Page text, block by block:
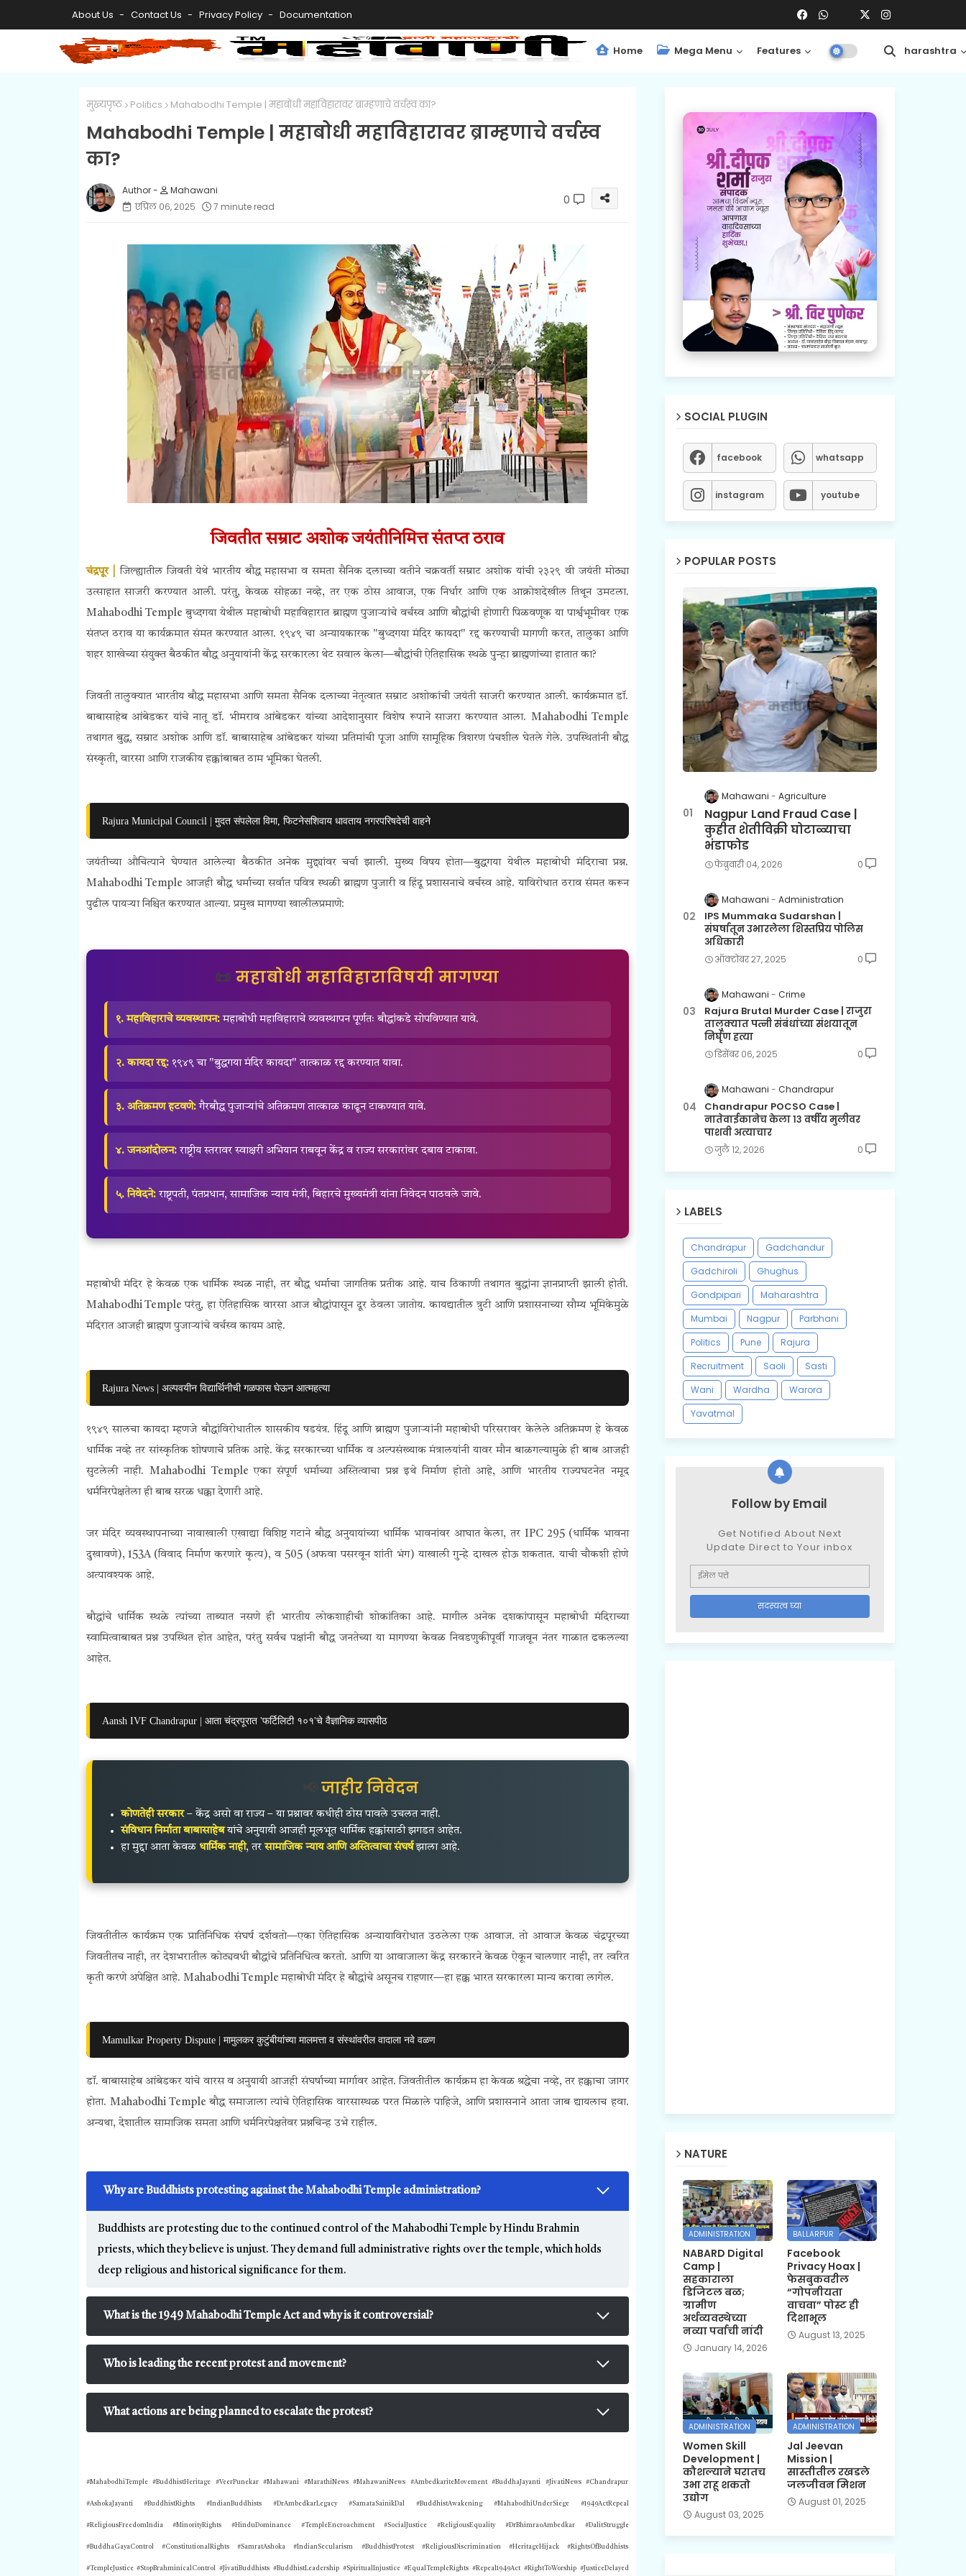
About Us Contact Us Privacy Policy Documentation
Home Mega Menu Features Central Maharashtra
मुख्यपृष्ठ Politics Mahabodhi Temple | महाबोधी महाविहारावर ब्राम्हणाचे वर्चस्व का?
Mahabodhi Temple | महाबोधी महाविहारावर ब्राम्हणाचे वर्चस्व
का?
Mahawani
एप्रिल ०६, २०२५
7 minute read 0
जिवतीत सम्राट अशोक जयंतीनिमित्त संतप्त ठराव
चंद्रपूर | जिल्ह्यातील जिवतीयेथे भारतीय बौद्ध महासभा व समता सैनिक दलाच्या वतीने चक्रवर्ती सम्राट अशोक यांची २३२९ वी जयंती मोठ्या
उत्साहात साजरी करण्यात आली. परंतु, केवळ सोहळा नव्हे, तर एक ठोस आवाज, एक निर्धार आणि एक आक्रोशदेखील तिथून उमटला.
Mahabodhi Temple बुध्दगया येथील महाबोधी महाविहारात ब्राह्मण पुजाऱ्यांचे वर्चस्व आणि बौद्धांची होणारी पिळवणूक या पार्श्वभूमीवर एक
संतप्त ठराव या कार्यक्रमात संमत करण्यात आला. १९४९ चा अन्यायकारक "बुध्दगया मंदिर कायदा" रद्द करण्याची मागणी करत, तालुका आणि
शहर शाखेच्या संयुक्त बैठकीत बौद्ध अनुयायांनी केंद्र सरकारला थेट सवाल केला—बौद्धांची ऐतिहासिक स्थळे पुन्हा ब्राह्मणांच्या हातात का?
जिवती तालुक्यात भारतीय बौद्ध महासभा आणि समता सैनिक दलाच्या नेतृत्वात सम्राट अशोकांची जयंती साजरी करण्यात आली. कार्यक्रमात डॉ.
बाबासाहेब आंबेडकर यांचे नातू डॉ. भीमराव आंबेडकर यांच्या आदेशानुसार विशेष रूपाने साजरा करण्यात आला. Mahabodhi Temple
तथागत बुद्ध, सम्राट अशोक आणि डॉ. बाबासाहेब आंबेडकर यांच्या प्रतिमांची पूजा आणि सामूहिक त्रिशरण पंचशील घेतले गेले. उपस्थितांनी बौद्ध
संस्कृती, वारसा आणि राजकीय हक्कांबाबत ठाम भूमिका घेतली.
Rajura Municipal Council | मुदत संपलेला विमा, फिटनेसशिवाय धावताय नगरपरिषदेची वाहने
जयंतीच्या औचित्याने घेण्यात आलेल्या बैठकीत अनेक मुद्द्यांवर चर्चा झाली. मुख्य विषय होता—बुद्धगया येथील महाबोधी मंदिराचा प्रश्न.
Mahabodhi Temple आजही बौद्ध धर्माच्या सर्वात पवित्र स्थळी ब्राह्मण पुजारी व हिंदू प्रशासनाचे वर्चस्व आहे. याविरोधात ठराव संमत करून
पुढील पायऱ्या निश्चित करण्यात आल्या. प्रमुख मागण्या खालीलप्रमाणे:
📜 महाबोधी महाविहाराविषयी मागण्या
१. महाविहाराचे व्यवस्थापन:महाबोधी महाविहाराचे व्यवस्थापन पूर्णतः बौद्धांकडे सोपविण्यात यावे.
२. कायदा रद्द:१९४९ चा "बुद्धगया मंदिर कायदा" तात्काळ रद्द करण्यात यावा.
३. अतिक्रमण हटवणे:गैरबौद्ध पुजाऱ्यांचे अतिक्रमण तात्काळ काढून टाकण्यात यावे.
४. जनआंदोलन:राष्ट्रीय स्तरावर स्वाक्षरी अभियान राबवून केंद्र व राज्य सरकारांवर दबाव टाकावा.
५. निवेदने:राष्ट्रपती, पंतप्रधान, सामाजिक न्याय मंत्री, बिहारचे मुख्यमंत्री यांना निवेदन पाठवले जावे.
महाबोधी मंदिर हे केवळ एक धार्मिक स्थळ नाही, तर बौद्ध धर्माचा जागतिक प्रतीक आहे. याच ठिकाणी तथागत बुद्धांना ज्ञानप्राप्ती झाली होती.
Mahabodhi Temple परंतु, हा ऐतिहासिक वारसा आज बौद्धांपासून दूर ठेवला जातोय. कायद्यातील त्रुटी आणि प्रशासनाच्या सौम्य भूमिकेमुळे
मंदिरात आजही ब्राह्मण पुजाऱ्यांचे वर्चस्व कायम आहे.
Rajura News | अल्पवयीन विद्यार्थिनीची गळफास घेऊन आत्महत्या
१९४९ सालचा कायदा म्हणजे बौद्धांविरोधातील शासकीय षडयंत्र. हिंदू आणि ब्राह्मण पुजाऱ्यांनी महाबोधी परिसरावर केलेले अतिक्रमण हे केवळ
धार्मिक नव्हे तर सांस्कृतिक शोषणाचे प्रतिक आहे. केंद्र सरकारच्या धार्मिक व अल्पसंख्याक मंत्रालयांनी यावर मौन बाळगल्यामुळे ही बाब आजही
सुटलेली नाही. Mahabodhi Temple एका संपूर्ण धर्माच्या अस्तित्वाचा प्रश्न इथे निर्माण होतो आहे, आणि भारतीय राज्यघटनेत नमूद
धर्मनिरपेक्षतेला ही बाब सरळ धक्का देणारी आहे.
जर मंदिर व्यवस्थापनाच्या नावाखाली एखाद्या विशिष्ट गटाने बौद्ध अनुयायांच्या धार्मिक भावनांवर आघात केला, तर IPC 295 (धार्मिक भावना
दुखावणे), 153A (विवाद निर्माण करणारे कृत्य), व 505 (अफवा पसरवून शांती भंग) याखाली गुन्हे दाखल होऊ शकतात. याची चौकशी होणे
अत्यावश्यक आहे.
बौद्धांचे धार्मिक स्थळे त्यांच्या ताब्यात नसणे ही भारतीय लोकशाहीची शोकांतिका आहे. मागील अनेक दशकांपासून महाबोधी मंदिराच्या
स्वामित्वाबाबत प्रश्न उपस्थित होत आहेत, परंतु सर्वच पक्षांनी बौद्ध जनतेच्या या मागण्या केवळ निवडणुकीपूर्वी गाजवून नंतर गाळात ढकलल्या
आहेत.
Aansh IVF Chandrapur | आता चंद्रपूरात 'फर्टिलिटी १०१'चे वैज्ञानिक व्यासपीठ
जाहीर निवेदन
कोणतेही सरकार– केंद्र असो वा राज्य – या प्रश्नावर कधीही ठोस पावले उचलत नाही.
संविधान निर्माता बाबासाहेबयांचे अनुयायी आजही मूलभूत धार्मिक हक्कांसाठी झगडत आहेत.
हा मुद्दा आता केवळ धार्मिक नाही, तरसामाजिक न्याय आणि अस्तित्वाचा संघर्षझाला आहे.
जिवतीतील कार्यक्रम एक प्रातिनिधिक संघर्ष दर्शवतो—एका ऐतिहासिक अन्यायाविरोधात उठलेला एक आवाज. तो आवाज केवळ चंद्रपूरच्या
जिवतीतच नाही, तर देशभरातील कोट्यवधी बौद्धांचे प्रतिनिधित्व करतो. आणि या आवाजाला केंद्र सरकारने केवळ ऐकून चालणार नाही, तर त्वरित
कृती करणे अपेक्षित आहे. Mahabodhi Temple महाबोधी मंदिर हे बौद्धांचे असूनच राहणार—हा हक्क भारत सरकारला मान्य करावा लागेल.
Mamulkar Property Dispute | मामुलकर कुटुंबीयांच्या मालमत्ता व संस्थांवरील वादाला नवे वळण
डॉ. बाबासाहेब आंबेडकर यांचे वारस व अनुयायी आजही संघर्षाच्या मार्गावर आहेत. जिवतीतील कार्यक्रम हा केवळ श्रद्धेचा नव्हे, तर हक्काचा जागर
होता. Mahabodhi Temple बौद्ध समाजाला त्यांचे ऐतिहासिक वारसास्थळ परत मिळाले पाहिजे, आणि प्रशासनाने आता जाब द्यायलाच हवा.
अन्यथा, देशातील सामाजिक समता आणि धर्मनिरपेक्षतेवर प्रश्नचिन्ह उभे राहील.
Why are Buddhists protesting against the Mahabodhi Temple administration?
Buddhists are protesting due to the continued control of the Mahabodhi Temple by Hindu Brahmin
priests, which they believe is unjust. They demand full administrative rights over the temple, which holds
deep religious and historical significance for them.
What is the 1949 Mahabodhi Temple Act and why is it controversial?
Who is leading the recent protest and movement?
What actions are being planned to escalate the protest?
#MahabodhiTemple #BuddhistHeritage #VeerPunekar #Mahawani #MarathiNews #MahawaniNews #AmbedkariteMovement #BuddhaJayanti #JivatiNews #Chandrapur
#AshokaJayanti #BuddhistRights #IndianBuddhists #DrAmbedkarLegacy #SamataSainikDal #BuddhistAwakening #MahabodhiUnderSiege #1949ActRepeal
#ReligiousFreedomIndia #MinorityRights #HinduDominance #TempleEncroachment #SocialJustice #ReligiousEquality #DrBhimraoAmbedkar #DalitStruggle
#BuddhaGayaControl #ConstitutionalRights #SamratAshoka #IndianSecularism #BuddhistProtest #ReligiousDiscrimination #HeritageHijack #RightsOfBuddhists
#TempleJustice #StopBrahminicalControl #JivatiBuddhists #BuddhistLeadership #SpiritualInjustice #EqualTempleRights #Repeal1949Act #RightToWorship #JusticeDelayed
SOCIAL PLUGIN
facebook whatsapp
instagram youtube
POPULAR POSTS
Mahawani Agriculture
Nagpur Land Fraud Case |
कुहीत शेतीविक्री घोटाळ्याचा
भंडाफोड
फेब्रुवारी ०४, २०२६ 0
Mahawani Administration
IPS Mummaka Sudarshan |
संघर्षातून उभारलेला शिस्तप्रिय पोलिस
अधिकारी
ऑक्टोबर २७, २०२५ 0
Mahawani Crime
Rajura Brutal Murder Case | राजुरा
तालुक्यात पत्नी संबंधांच्या संशयातून
निर्घृण हत्या
डिसेंबर ०६, २०२५ 0
Mahawani Chandrapur
Chandrapur POCSO Case |
नातेवाईकानेच केला १३ वर्षीय मुलीवर
पाशवी अत्याचार
जुलै १२, २०२६ 0
LABELS
Chandrapur
Gadchandur
Gadchiroli
Ghughus
Gondpipari
Maharashtra
Mumbai
Nagpur
Parbhani
Politics
Pune
Rajura
Recruitment
Saoli
Sasti
Wani
Wardha
Warora
Yavatmal
Follow by Email
Get Notified About Next
Update Direct to Your inbox
NATURE
ADMINISTRATION
NABARD Digital
Camp |
सहकाराला
डिजिटल बळ;
ग्रामीण
अर्थव्यवस्थेच्या
नव्या पर्वाची नांदी
January 14, 2026
BALLARPUR
Facebook
Privacy Hoax |
फेसबुकवरील
“गोपनीयता
वाचवा” पोस्ट ही
दिशाभूल
August 13, 2025
ADMINISTRATION
Women Skill
Development |
कौशल्याने घरातच
उभा राहू शकतो
उद्योग
August 03, 2025
ADMINISTRATION
Jal Jeevan
Mission |
सास्तीतील रखडले
जलजीवन मिशन
August 01, 2025